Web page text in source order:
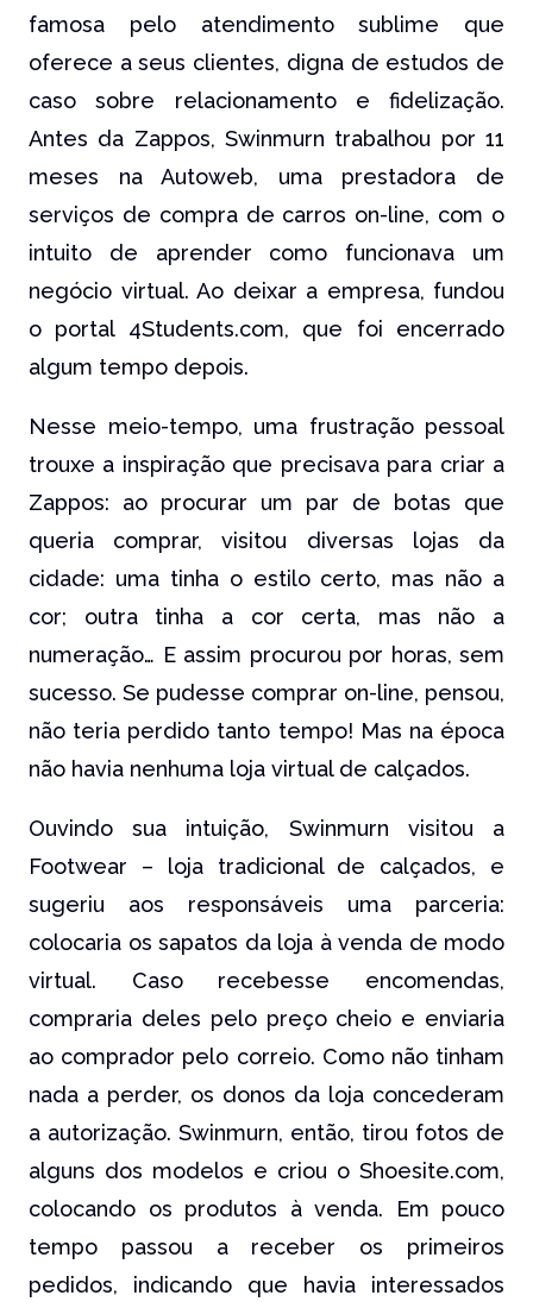
famosa pelo atendimento sublime que
oferece a seus clientes, digna de estudos de
caso sobre relacionamento e fidelização.
Antes da Zappos, Swinmurn trabalhou por 11
meses na Autoweb, uma prestadora de
serviços de compra de carros on-line, com o
intuito de aprender como funcionava um
negócio virtual. Ao deixar a empresa, fundou
o portal 4Students.com, que foi encerrado
algum tempo depois.
Nesse meio-tempo, uma frustração pessoal
trouxe a inspiração que precisava para criar a
Zappos: ao procurar um par de botas que
queria comprar, visitou diversas lojas da
cidade: uma tinha o estilo certo, mas não a
cor; outra tinha a cor certa, mas não a
numeração… E assim procurou por horas, sem
sucesso. Se pudesse comprar on-line, pensou,
não teria perdido tanto tempo! Mas na época
não havia nenhuma loja virtual de calçados.
Ouvindo sua intuição, Swinmurn visitou a
Footwear – loja tradicional de calçados, e
sugeriu aos responsáveis uma parceria:
colocaria os sapatos da loja à venda de modo
virtual. Caso recebesse encomendas,
compraria deles pelo preço cheio e enviaria
ao comprador pelo correio. Como não tinham
nada a perder, os donos da loja concederam
a autorização. Swinmurn, então, tirou fotos de
alguns dos modelos e criou o Shoesite.com,
colocando os produtos à venda. Em pouco
tempo passou a receber os primeiros
pedidos, indicando que havia interessados